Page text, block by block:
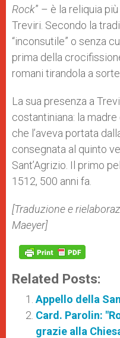
Rock” – è la reliquia
Treviri. Secondo la
“inconsutile” o senza
prima della
romani tirandola a
La sua presenza a
costantiniana: la madre
che l’aveva portata
consegnata al quinto
Sant’Agrizio. Il primo
1512, 500 anni fa.
[Traduzione e
Maeyer]
Related Posts:
Appello della
Card. Parolin:
grazie alla